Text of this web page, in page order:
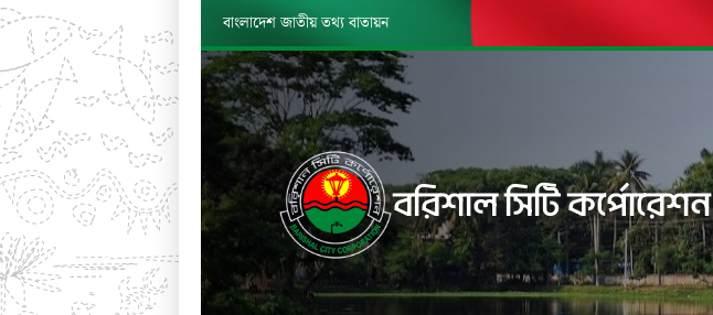
বাংলাদেশ জাতীয় তথ্য বাতায়ন
বরিশাল সিটি কর্পোরেশন